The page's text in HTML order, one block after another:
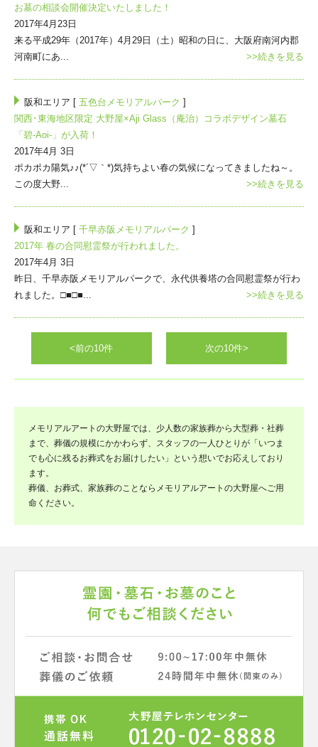
お墓の相談会開催決定いたしました！
2017年4月23日
来る平成29年（2017年）4月29日（土）昭和の日に、大阪府南河内郡
河南町にあ...
>>続きを見る
阪和エリア [ 五色台メモリアルパーク ]
関西･東海地区限定 大野屋×Aji Glass（庵治）コラボデザイン墓石
「碧-Aoi-」が入荷！
2017年4月 3日
ポカポカ陽気♪♪(*´▽｀*)気持ちよい春の気候になってきましたね～。
この度大野...
>>続きを見る
阪和エリア [ 千早赤阪メモリアルパーク ]
2017年 春の合同慰霊祭が行われました。
2017年4月 3日
昨日、千早赤阪メモリアルパークで、永代供養塔の合同慰霊祭が行わ
れました。□■□■...
>>続きを見る
<前の10件 次の10件>
メモリアルアートの大野屋では、少人数の家族葬から大型葬・社葬
まで、葬儀の規模にかかわらず、スタッフの一人ひとりが「いつま
でも心に残るお葬式をお届けしたい」という想いでお応えしており
ます。
葬儀、お葬式、家族葬のことならメモリアルアートの大野屋へご用
命ください。